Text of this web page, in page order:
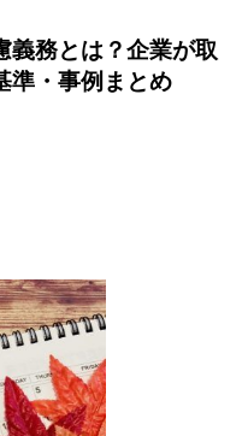
義務とは？企業が取
準・事例まとめ